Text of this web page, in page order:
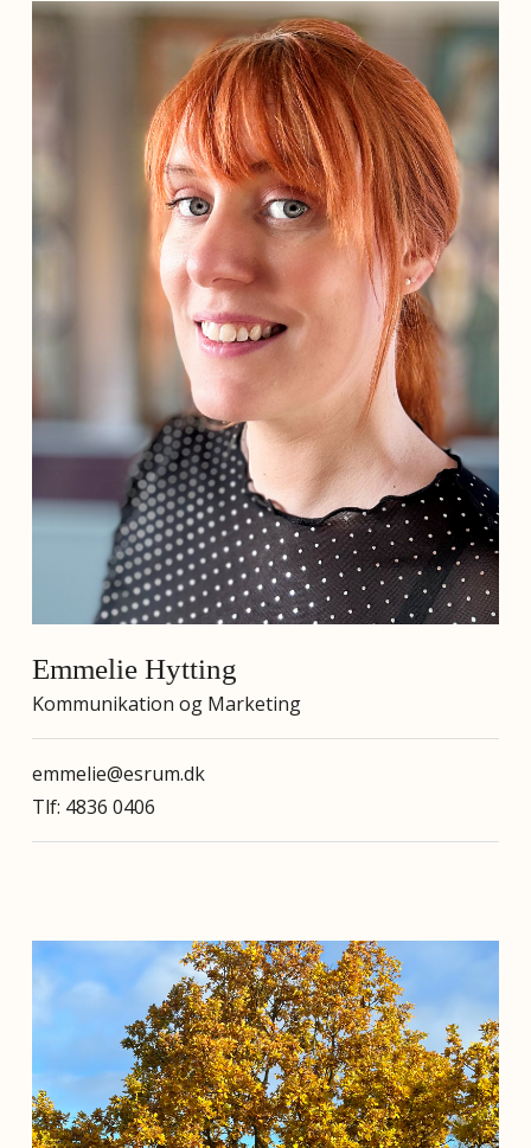
Emmelie Hytting
Kommunikation og Marketing
emmelie@esrum.dk
Tlf: 4836 0406